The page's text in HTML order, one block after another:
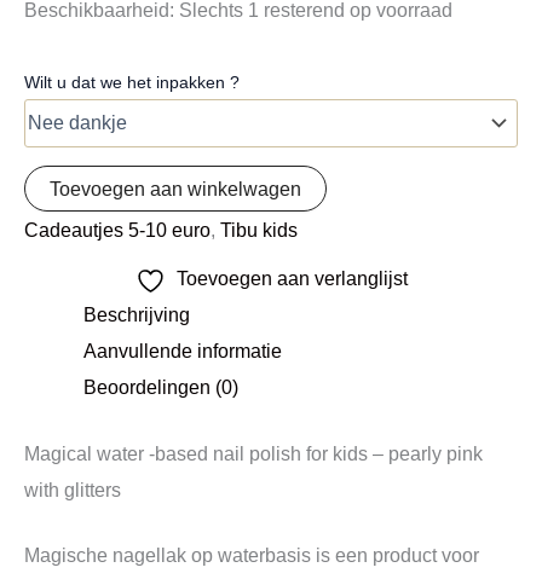
Beschikbaarheid: Slechts 1 resterend op voorraad
Wilt u dat we het inpakken ?
Toevoegen aan winkelwagen
Cadeautjes 5-10 euro, Tibu kids
Toevoegen aan verlanglijst
Beschrijving
Aanvullende informatie
Beoordelingen (0)
Magical water -based nail polish for kids – pearly pink
with glitters
Magische nagellak op waterbasis is een product voor